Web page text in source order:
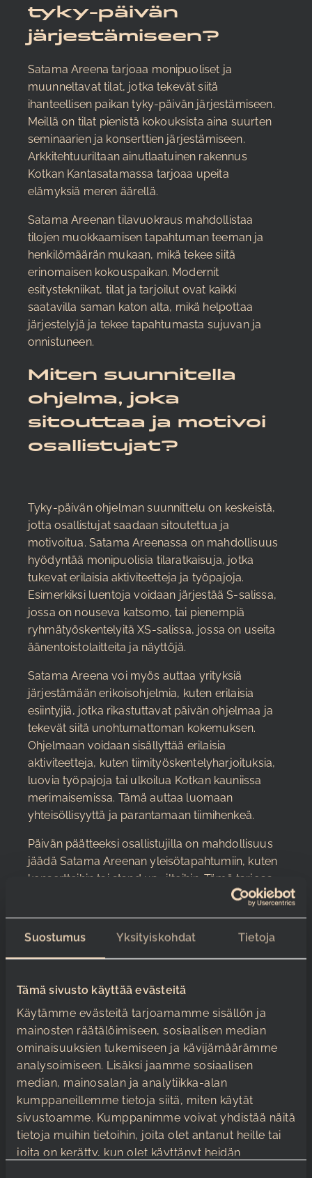
Suostumus Yksityiskohdat Tietoja
Tämä sivusto käyttää evästeitä
Käytämme evästeitä tarjoamamme sisällön ja
mainosten räätälöimiseen, sosiaalisen median
ominaisuuksien tukemiseen ja kävijämäärämme
analysoimiseen. Lisäksi jaamme sosiaalisen
median, mainosalan ja analytiikka-alan
kumppaneillemme tietoja siitä, miten käytät
sivustoamme. Kumppanimme voivat yhdistää näitä
tietoja muihin tietoihin, joita olet antanut heille tai
joita on kerätty, kun olet käyttänyt heidän
tyky-päivän
järjestämiseen?
Satama Areena tarjoaa monipuoliset ja
muunneltavat tilat, jotka tekevät siitä
ihanteellisen paikan tyky-päivän järjestämiseen.
Meillä on tilat pienistä kokouksista aina suurten
seminaarien ja konserttien järjestämiseen.
Arkkitehtuuriltaan ainutlaatuinen rakennus
Kotkan Kantasatamassa tarjoaa upeita
elämyksiä meren äärellä.
Satama Areenan tilavuokraus mahdollistaa
tilojen muokkaamisen tapahtuman teeman ja
henkilömäärän mukaan, mikä tekee siitä
erinomaisen kokouspaikan. Modernit
esitystekniikat, tilat ja tarjoilut ovat kaikki
saatavilla saman katon alta, mikä helpottaa
järjestelyjä ja tekee tapahtumasta sujuvan ja
onnistuneen.
Miten suunnitella
ohjelma, joka
sitouttaa ja motivoi
osallistujat?
Tyky-päivän ohjelman suunnittelu on keskeistä,
jotta osallistujat saadaan sitoutettua ja
motivoitua. Satama Areenassa on mahdollisuus
hyödyntää monipuolisia tilaratkaisuja, jotka
tukevat erilaisia aktiviteetteja ja työpajoja.
Esimerkiksi luentoja voidaan järjestää S-salissa,
jossa on nouseva katsomo, tai pienempiä
ryhmätyöskentelyitä XS-salissa, jossa on useita
äänentoistolaitteita ja näyttöjä.
Satama Areena voi myös auttaa yrityksiä
järjestämään erikoisohjelmia, kuten erilaisia
esiintyjiä, jotka rikastuttavat päivän ohjelmaa ja
tekevät siitä unohtumattoman kokemuksen.
Ohjelmaan voidaan sisällyttää erilaisia
aktiviteetteja, kuten tiimityöskentelyharjoituksia,
luovia työpajoja tai ulkoilua Kotkan kauniissa
merimaisemissa. Tämä auttaa luomaan
yhteisöllisyyttä ja parantamaan tiimihenkeä.
Päivän päätteeksi osallistujilla on mahdollisuus
jäädä Satama Areenan yleisötapahtumiin, kuten
konsertteihin tai stand up -iltoihin. Tämä tarjoaa
erinomaisen tilaisuuden rentoutua ja nauttia
Mitä asioita tulee
logistiikassa ja
järjestelyissä?
Logistiikan sujuvuus on olennainen osa
onnistunutta tyky-päivää. Satama Areena tarjoaa
laajat pysäköintialueet, joilla on tilaa jopa 1200
autolle sekä bussien pysäköintimahdollisuudet,
mikä helpottaa osallistujien saapumista ja
poistumista.